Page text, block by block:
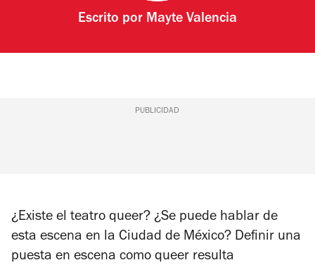
Escrito por Mayte Valencia
PUBLICIDAD
¿Existe el teatro queer? ¿Se puede hablar de
esta escena en la Ciudad de México? Definir una
puesta en escena como queer resulta